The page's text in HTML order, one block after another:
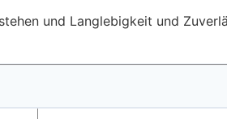
und Langlebigkeit und